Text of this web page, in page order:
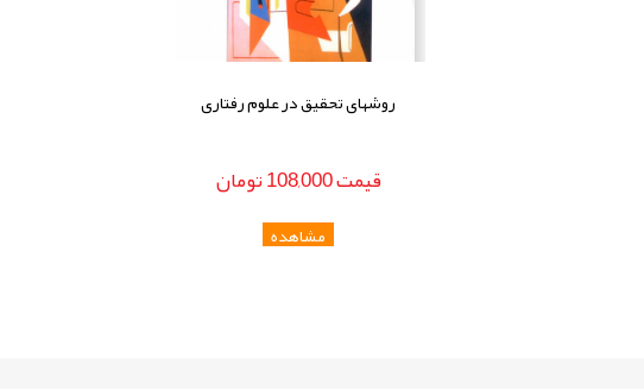
روشهای تحقیق در علوم رفتاری
قيمت108,000تومان